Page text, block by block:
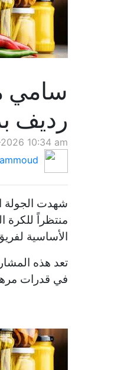
سامي
رديف
10:34 am
شهدت الجولة
منتظراً
الأساسية
تعد هذه
في قدرات